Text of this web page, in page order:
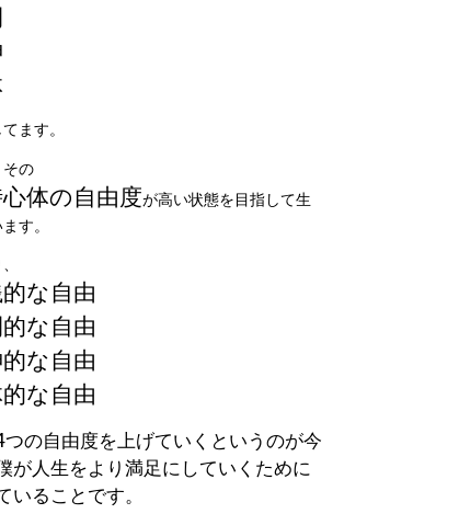
ます。
の
体の自由度が高い状態を目指して生
す。
な自由
な自由
な自由
な自由
つの自由度を上げていくというのが今
が人生をより満足にしていくために
いることです。